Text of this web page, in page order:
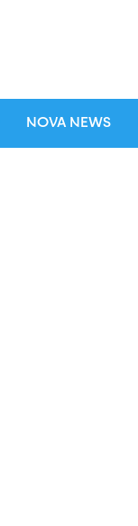
NOVA NEWS